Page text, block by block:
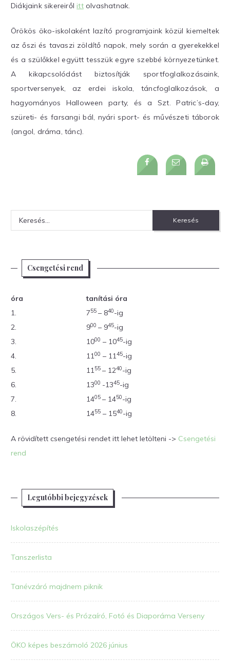
Diákjaink sikereiről ittolvashatnak.
Örökös öko-iskolaként lazító programjaink közül kiemeltek
az őszi és tavaszi zöldítő napok, mely során a gyerekekkel
és a szülőkkel együtt tesszük egyre szebbé környezetünket.
A kikapcsolódást biztosítják sportfoglalkozásaink,
sportversenyek, az erdei iskola, táncfoglalkozások, a
hagyományos Halloween party, és a Szt. Patric’s-day,
szüreti- és farsangi bál, nyári sport- és művészeti táborok
(angol, dráma, tánc).
Keresés:
Csengetési rend
óra
tanítási óra
1.
755 – 840-ig
2.
900 – 945-ig
3.
1000 – 1045-ig
4.
1100 – 1145-ig
5.
1155 – 1240-ig
6.
1300 -1345-ig
7.
1405 – 1450-ig
8.
1455 – 1540-ig
A rövidített csengetési rendet itt lehet letölteni -> Csengetési
rend
Legutóbbi bejegyzések
Iskolaszépítés
Tanszerlista
Tanévzáró majdnem piknik
Országos Vers- és Prózaíró, Fotó és Diaporáma Verseny
ÖKO képes beszámoló 2026 június